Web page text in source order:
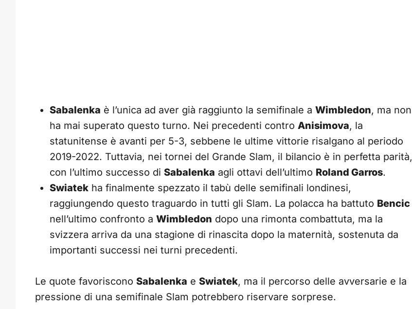
Sabalenka è l’unica ad aver già raggiunto la semifinale a Wimbledon, ma non
ha mai superato questo turno. Nei precedenti contro Anisimova, la
statunitense è avanti per 5-3, sebbene le ultime vittorie risalgano al periodo
2019-2022. Tuttavia, nei tornei del Grande Slam, il bilancio è in perfetta parità,
con l’ultimo successo di Sabalenka agli ottavi dell’ultimo Roland Garros.
Swiatek ha finalmente spezzato il tabù delle semifinali londinesi,
raggiungendo questo traguardo in tutti gli Slam. La polacca ha battuto Bencic
nell’ultimo confronto a Wimbledon dopo una rimonta combattuta, ma la
svizzera arriva da una stagione di rinascita dopo la maternità, sostenuta da
importanti successi nei turni precedenti.
Le quote favoriscono Sabalenka e Swiatek, ma il percorso delle avversarie e la
pressione di una semifinale Slam potrebbero riservare sorprese.